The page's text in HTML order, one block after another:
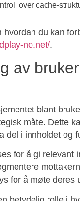
over cache-
hvordan du kan
no.net/.
av
blant
måte. Dette
del i innholdet og
for å gi relevant
for å møte deres